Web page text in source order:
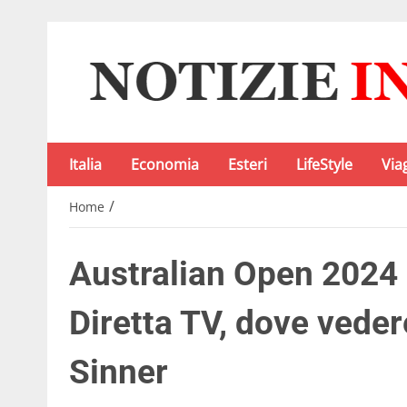
Italia Economia Esteri LifeStyle
Home /
Australian Open
Diretta TV, dove
Sinner